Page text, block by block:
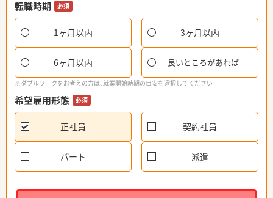
転職時期 必須
1ヶ月以内 3ヶ月以内
6ヶ月以内 良いところがあれば
※ダブルワークをお考えの方は、就業開始時期の目安を選択してください
希望雇用形態 必須
正社員 契約社員
パート 派遣